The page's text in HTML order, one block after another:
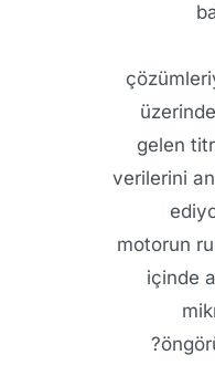
gelen
verilerini
motorun
içinde